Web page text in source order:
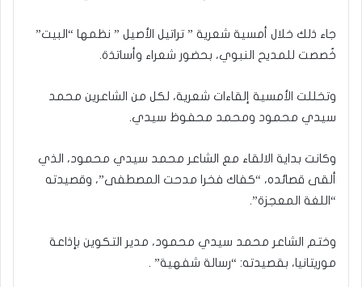
جاء ذلك خلال أمسية شعرية ” تراتيل الأصيل ” نظمها “البيت”
خُصصت للمديح النبوي، بحضور شعراء وأساتذة.
وتخللت الأمسية إلقاءات شعرية، لكل من الشاعرين محمد
سيدي محمود ومحمد محفوظ سيدي.
وكانت بداية الالقاء مع الشاعر محمد سيدي محمود، الذي
ألقى قصائده، “كفاك فخرا مدحت المصطفى”، وقصيدته
“اللغة المعجزة”.
وختم الشاعر محمد سيدي محمود، مدير التكوين بإذاعة
موريتانيا، بقصيدته: “رسالة شفهية” .